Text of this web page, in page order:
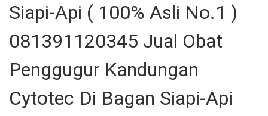
Siapi-Api ( 100% Asli No.1 )
081391120345 Jual Obat
Penggugur Kandungan
Cytotec Di Bagan Siapi-Api